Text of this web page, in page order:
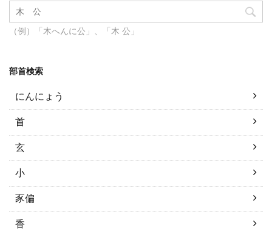
（例）「木へんに公」、「木 公」
部首検索
にんにょう
首
玄
小
豕偏
香